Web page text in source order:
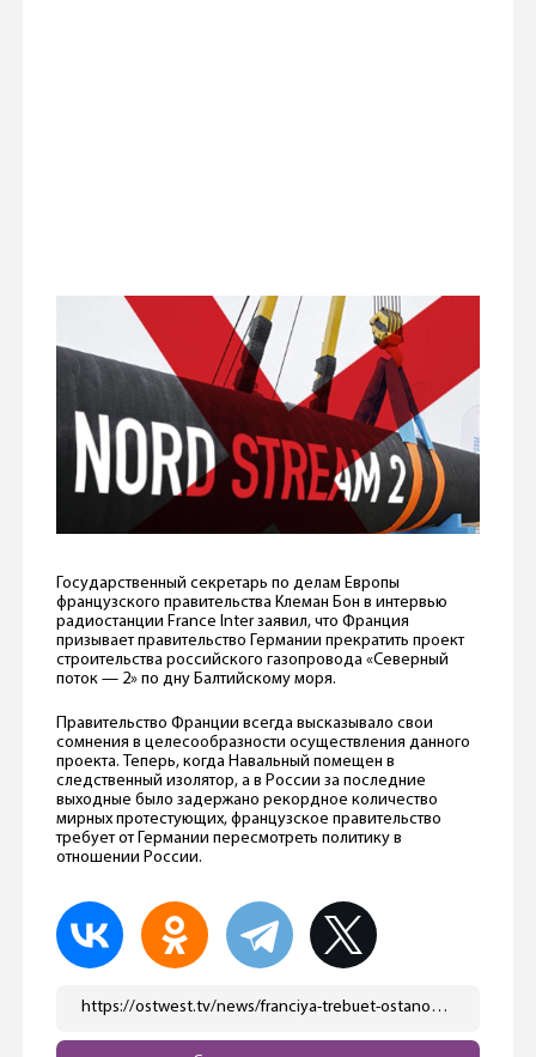
Государственный секретарь по делам Европы
французского правительства Клеман Бон в интервью
радиостанции France Inter заявил, что Франция
призывает правительство Германии прекратить проект
строительства российского газопровода «Северный
поток — 2» по дну Балтийскому моря.
Правительство Франции всегда высказывало свои
сомнения в целесообразности осуществления данного
проекта. Теперь, когда Навальный помещен в
следственный изолятор, а в России за последние
выходные было задержано рекордное количество
мирных протестующих, французское правительство
требует от Германии пересмотреть политику в
отношении России.
https://ostwest.tv/news/franciya-trebuet-ostanovit-stroitelstvo-severnogo-potoka-2/